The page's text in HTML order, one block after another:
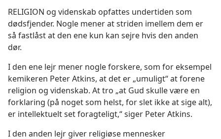
RELIGION og videnskab opfattes undertiden som
dødsfjender. Nogle mener at striden imellem dem er
så fastlåst at den ene kun kan sejre hvis den anden
dør.
I den ene lejr mener nogle forskere, som for eksempel
kemikeren Peter Atkins, at det er „umuligt“ at forene
religion og videnskab. At tro „at Gud skulle være en
forklaring (på noget som helst, for slet ikke at sige alt),
er intellektuelt set foragteligt,“ siger Peter Atkins.
I den anden lejr giver religiøse mennesker